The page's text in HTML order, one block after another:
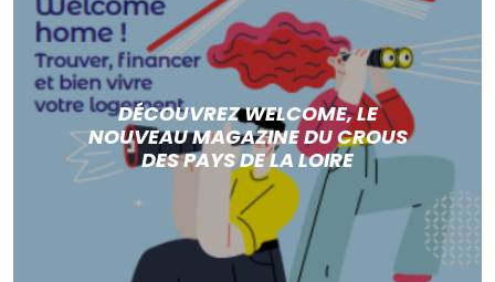
DÉCOUVREZ WELCOME, LE
NOUVEAU MAGAZINE DU CROUS
DES PAYS DE LA LOIRE